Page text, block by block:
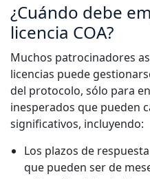
¿Cuándo debe
licencia COA?
Muchos patrocinadores
licencias puede
del protocolo, sólo para
inesperados que pueden
significativos, incluyendo:
Los plazos de
que pueden ser de